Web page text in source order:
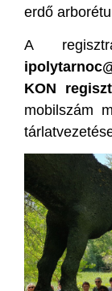
erdő
A
KON
mobilszám